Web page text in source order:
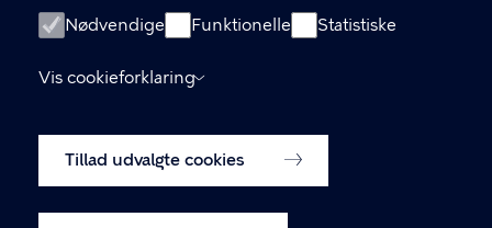
Nødvendige Funktionelle Statistiske
Vis cookieforklaring
Tillad udvalgte cookies
Tilgængelighedserklæring
Behandling af personoplysninger i
Cookiepolitik
Cookieindstillinger